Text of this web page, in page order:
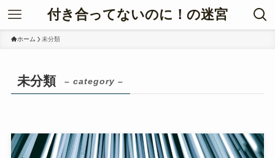
付き合ってないのに！の迷宮
ホーム 未分類
未分類 – category –